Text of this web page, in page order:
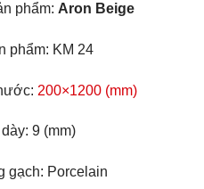
phẩm: Aron Beige
phẩm: KM 24
200×1200 (mm)
9 (mm)
gạch: Porcelain